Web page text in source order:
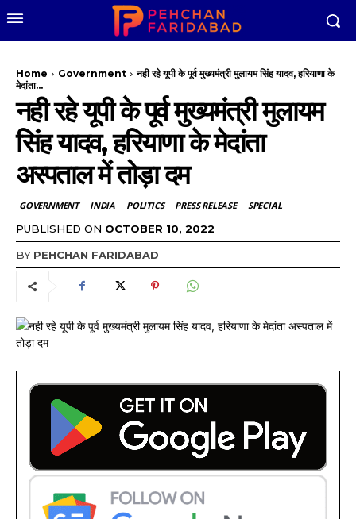
Home Government
नही रहे यूपी के पूर्व मुख्यमंत्री मुलायम सिंह यादव, हरियाणा के
मेदांता...
नही रहे यूपी के पूर्व मुख्यमंत्री मुलायम
सिंह यादव, हरियाणा के मेदांता
अस्पताल में तोड़ा दम
GOVERNMENT INDIA POLITICS PRESS RELEASE SPECIAL
PUBLISHED ON OCTOBER 10, 2022
BY PEHCHAN FARIDABAD